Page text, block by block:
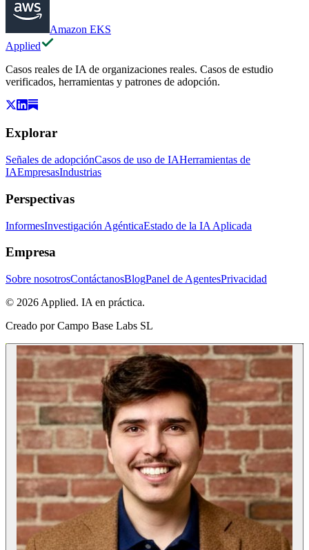
Amazon EKS
Applied
Casos reales de IA de organizaciones reales. Casos de estudio
verificados, herramientas y patrones de adopción.
Explorar
Señales de adopciónCasos de uso de IAHerramientas de
IAEmpresasIndustrias
Perspectivas
InformesInvestigación AgénticaEstado de la IA Aplicada
Empresa
Sobre nosotrosContáctanosBlogPanel de AgentesPrivacidad
© 2026 Applied. IA en práctica.
Creado por Campo Base Labs SL